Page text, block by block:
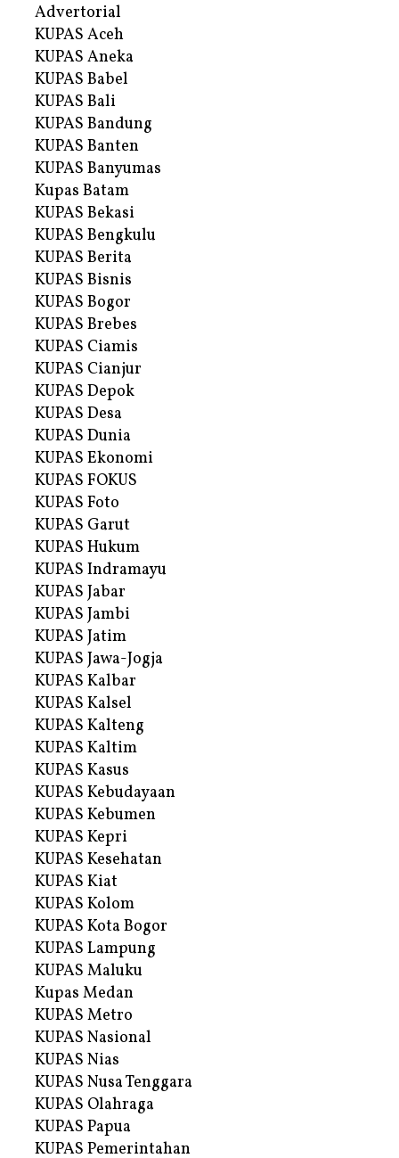
Advertorial
KUPAS Aceh
KUPAS Aneka
KUPAS Babel
KUPAS Bali
KUPAS Bandung
KUPAS Banten
KUPAS Banyumas
Kupas Batam
KUPAS Bekasi
KUPAS Bengkulu
KUPAS Berita
KUPAS Bisnis
KUPAS Bogor
KUPAS Brebes
KUPAS Ciamis
KUPAS Cianjur
KUPAS Depok
KUPAS Desa
KUPAS Dunia
KUPAS Ekonomi
KUPAS FOKUS
KUPAS Foto
KUPAS Garut
KUPAS Hukum
KUPAS Indramayu
KUPAS Jabar
KUPAS Jambi
KUPAS Jatim
KUPAS Jawa-Jogja
KUPAS Kalbar
KUPAS Kalsel
KUPAS Kalteng
KUPAS Kaltim
KUPAS Kasus
KUPAS Kebudayaan
KUPAS Kebumen
KUPAS Kepri
KUPAS Kesehatan
KUPAS Kiat
KUPAS Kolom
KUPAS Kota Bogor
KUPAS Lampung
KUPAS Maluku
Kupas Medan
KUPAS Metro
KUPAS Nasional
KUPAS Nias
KUPAS Nusa Tenggara
KUPAS Olahraga
KUPAS Papua
KUPAS Pemerintahan